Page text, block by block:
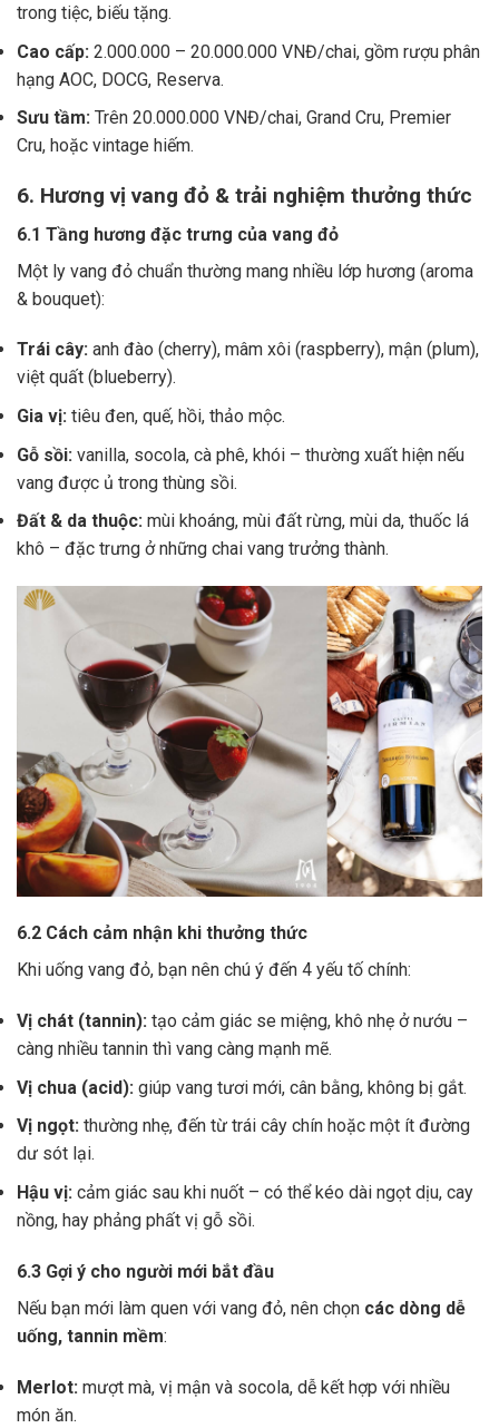
trong tiệc, biếu tặng.
Cao cấp: 2.000.000 – 20.000.000 VNĐ/chai, gồm rượu phân
hạng AOC, DOCG, Reserva.
Sưu tầm: Trên 20.000.000 VNĐ/chai, Grand Cru, Premier
Cru, hoặc vintage hiếm.
6. Hương vị vang đỏ & trải nghiệm thưởng thức
6.1 Tầng hương đặc trưng của vang đỏ
Một ly vang đỏ chuẩn thường mang nhiều lớp hương (aroma
& bouquet):
Trái cây: anh đào (cherry), mâm xôi (raspberry), mận (plum),
việt quất (blueberry).
Gia vị: tiêu đen, quế, hồi, thảo mộc.
Gỗ sồi: vanilla, socola, cà phê, khói – thường xuất hiện nếu
vang được ủ trong thùng sồi.
Đất & da thuộc: mùi khoáng, mùi đất rừng, mùi da, thuốc lá
khô – đặc trưng ở những chai vang trưởng thành.
6.2 Cách cảm nhận khi thưởng thức
Khi uống vang đỏ, bạn nên chú ý đến 4 yếu tố chính:
Vị chát (tannin): tạo cảm giác se miệng, khô nhẹ ở nướu –
càng nhiều tannin thì vang càng mạnh mẽ.
Vị chua (acid): giúp vang tươi mới, cân bằng, không bị gắt.
Vị ngọt: thường nhẹ, đến từ trái cây chín hoặc một ít đường
dư sót lại.
Hậu vị: cảm giác sau khi nuốt – có thể kéo dài ngọt dịu, cay
nồng, hay phảng phất vị gỗ sồi.
6.3 Gợi ý cho người mới bắt đầu
Nếu bạn mới làm quen với vang đỏ, nên chọn các dòng dễ
uống, tannin mềm:
Merlot: mượt mà, vị mận và socola, dễ kết hợp với nhiều
món ăn.